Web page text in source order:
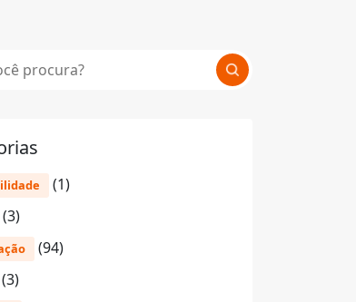
(1)
(3)
(94)
(3)